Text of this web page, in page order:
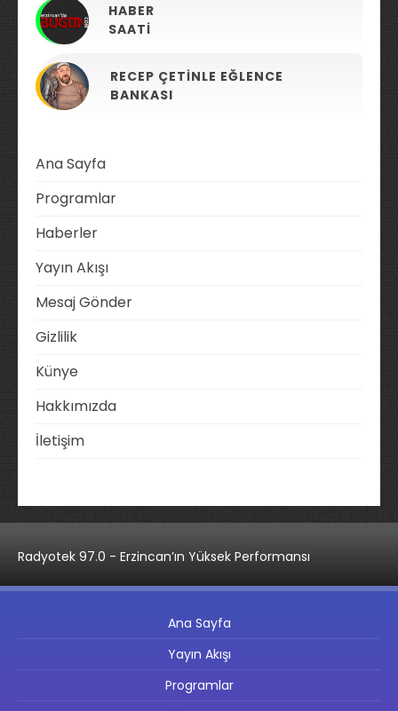
HABER
SAATI
RECEP ÇETINLE EĞLENCE
BANKASI
Ana Sayfa
Programlar
Haberler
Yayın Akışı
Mesaj Gönder
Gizlilik
Künye
Hakkımızda
İletişim
Radyotek 97.0 - Erzincan’ın Yüksek Performansı
Ana Sayfa
Yayın Akışı
Programlar